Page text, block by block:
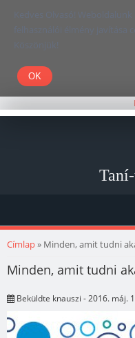
Kedves Olvasó!
felhasználói élmény javítása
Köszönjük!
Jelenlegi hely
Címlap» Minden, amit tudni
Minden, amit tudni
Beküldte knauszi - 2016. máj.